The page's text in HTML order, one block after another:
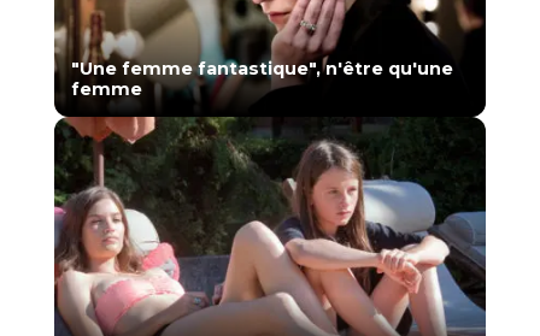
"Une femme fantastique", n'être qu'une
femme